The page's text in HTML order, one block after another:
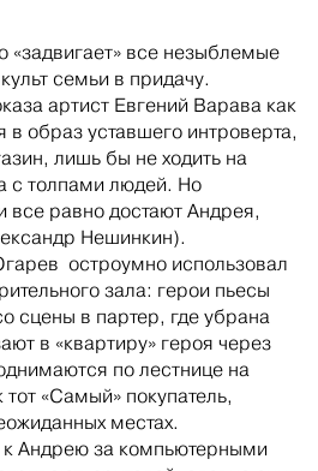
«задвигает» все незыблемые
семьи в придачу.
артист Евгений Варава как
в образ уставшего интроверта,
лишь бы не ходить на
с толпами людей. Но
все равно достают Андрея,
Нешинкин).
остроумно использовал
зала: герои пьесы
сцены в партер, где убрана
в «квартиру» героя через
по лестнице на
«Самый» покупатель,
местах.
к Андрею за компьютерными